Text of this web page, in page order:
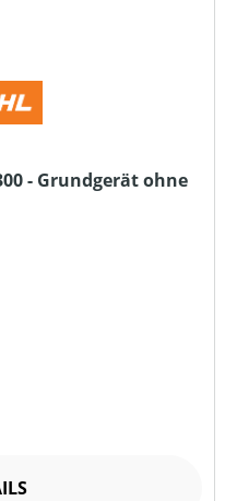
- Grundgerät ohne